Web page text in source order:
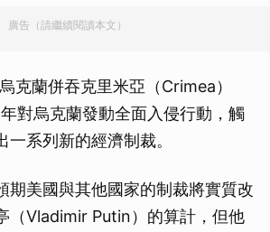
廣告（請繼續閱讀本文）
克蘭併吞克里米亞（Crimea）
對烏克蘭發動全面入侵行動，觸
系列新的經濟制裁。
期美國與其他國家的制裁將實質改
（Vladimir Putin）的算計，但他